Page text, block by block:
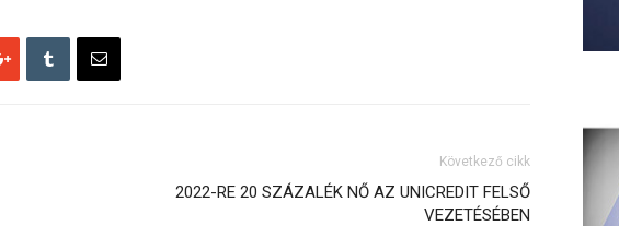
Következő cikk
2022-RE 20 SZÁZALÉK NŐ AZ UNICREDIT FELSŐ
VEZETÉSÉBEN